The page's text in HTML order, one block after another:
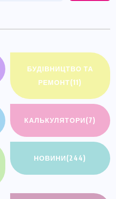
БУДІВНИЦТВО ТА
РЕМОНТ(11)
КАЛЬКУЛЯТОРИ(7)
НОВИНИ(244)